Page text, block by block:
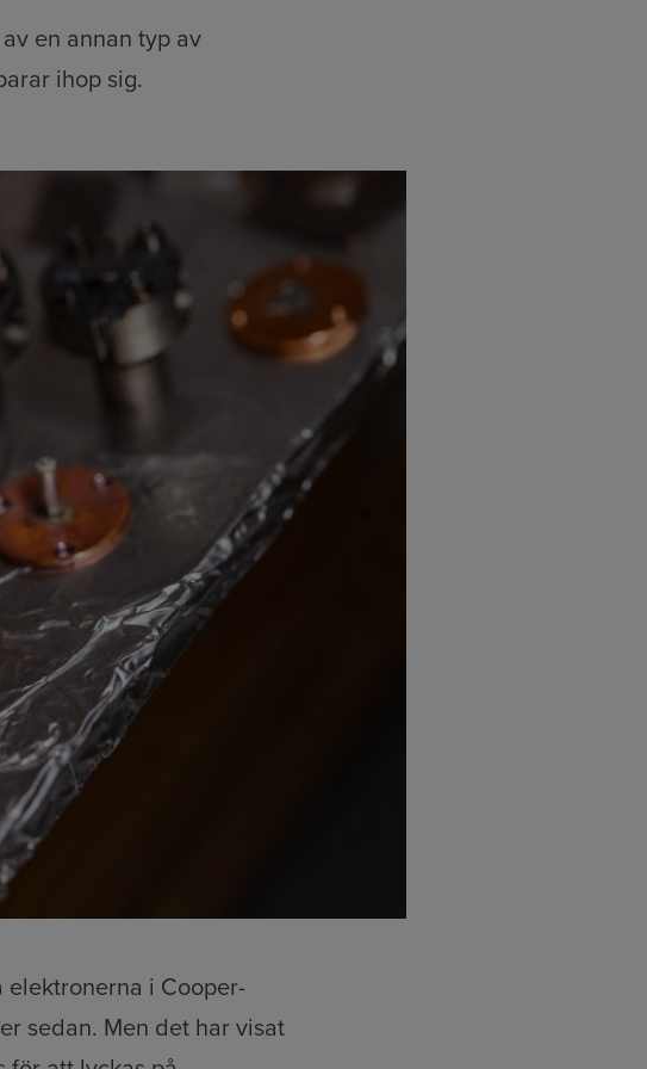
en annan typ av
ihop sig.
i Cooper-
sedan. Men det har visat